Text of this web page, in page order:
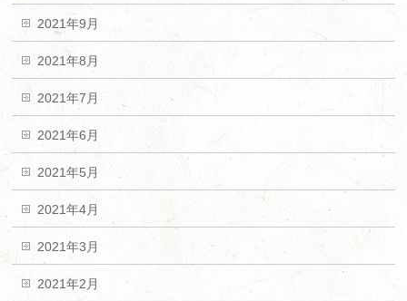
2021年9月
2021年8月
2021年7月
2021年6月
2021年5月
2021年4月
2021年3月
2021年2月